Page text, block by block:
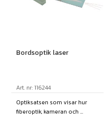
Bordsoptik laser
Art. nr: 116244
Optiksatsen som visar hur
fiberoptik, kameran och ...